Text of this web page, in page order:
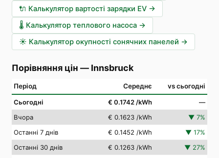
🔌 Калькулятор вартості зарядки EV →
🌡️ Калькулятор теплового насоса →
☀️ Калькулятор окупності сонячних панелей →
Порівняння цін — Innsbruck
Період Середнє vs сьогодні
Сьогодні € 0.1742 /kWh
—
Вчора
€ 0.1623 /kWh ▼ 7%
Останні 7 днів
€ 0.1452 /kWh ▼ 17%
Останні 30 днів
€ 0.1263 /kWh ▼ 27%